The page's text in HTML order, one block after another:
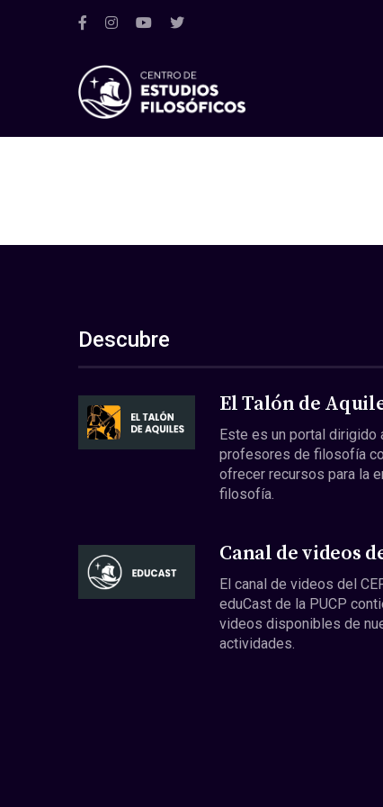
Descubre
El Talón de
Este es un portal dirigido
profesores de filosofía
ofrecer recursos para la
filosofía.
Canal de videos
El canal de videos del
eduCast de la PUCP
videos disponibles de
actividades.